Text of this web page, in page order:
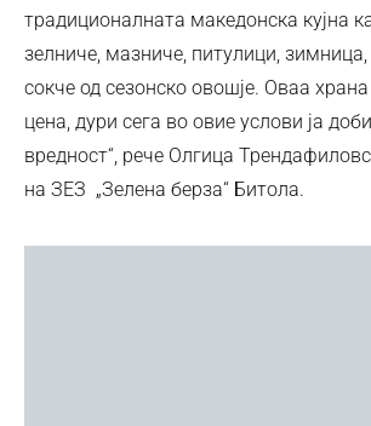
традиционалната македонска кујна
зелниче, мазниче, питулици, зимница,
сокче од сезонско овошје. Оваа
цена, дури сега во овие услови ја
вредност“, рече Олгица
на ЗЕЗ „Зелена берза“ Битола.